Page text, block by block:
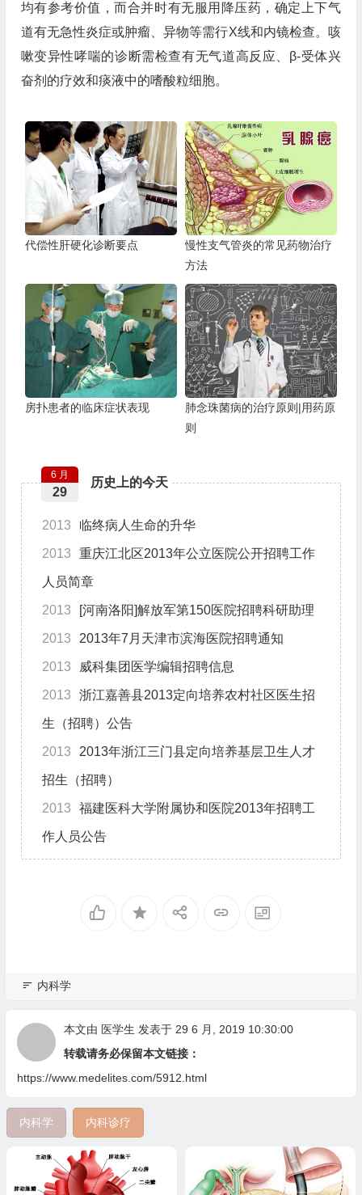
均有参考价值，而合并时有无服用降压药，确定上下气
道有无急性炎症或肿瘤、异物等需行X线和内镜检查。咳
嗽变异性哮喘的诊断需检查有无气道高反应、β-受体兴
奋剂的疗效和痰液中的嗜酸粒细胞。
代偿性肝硬化诊断要点
慢性支气管炎的常见药物治疗
方法
房扑患者的临床症状表现
肺念珠菌病的治疗原则|用药原
则
历史上的今天
6 月
29
2013 临终病人生命的升华
2013 重庆江北区2013年公立医院公开招聘工作
人员简章
2013 [河南洛阳]解放军第150医院招聘科研助理
2013 2013年7月天津市滨海医院招聘通知
2013 威科集团医学编辑招聘信息
2013 浙江嘉善县2013定向培养农村社区医生招
生（招聘）公告
2013 2013年浙江三门县定向培养基层卫生人才
招生（招聘）
2013 福建医科大学附属协和医院2013年招聘工
作人员公告
内科学
本文由 医学生 发表于 29 6 月, 2019 10:30:00
转载请务必保留本文链接：
https://www.medelites.com/5912.html
内科学 内科诊疗